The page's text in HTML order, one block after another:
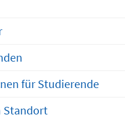
für Studierende
Standort